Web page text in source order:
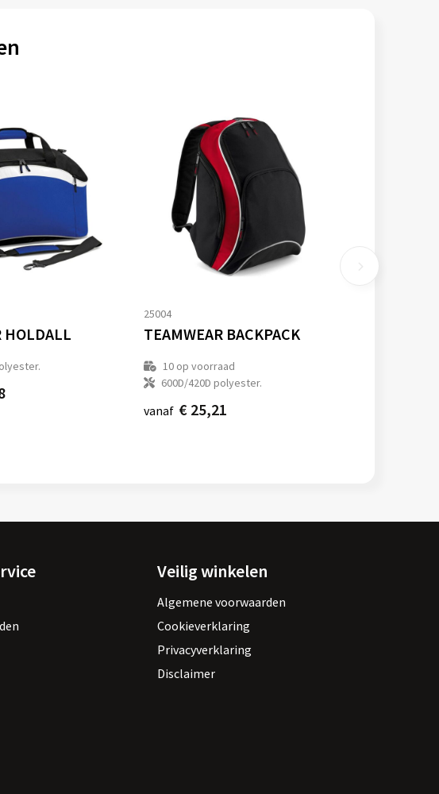
HOLDALL
25004
TEAMWEAR BACKPACK
10 op voorraad
600D/420D polyester.
vanaf € 25,21
Veilig winkelen
Algemene voorwaarden
Cookieverklaring
Privacyverklaring
Disclaimer